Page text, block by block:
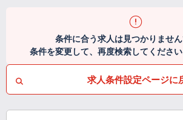
条件に合う求人は見つかりません
条件を変更して、再度検索してください
求人条件設定ページに